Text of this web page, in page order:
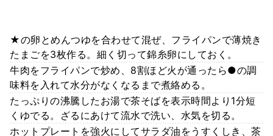
★の卵とめんつゆを合わせて混ぜ、フライパンで薄焼き
たまごを3枚作る。細く切って錦糸卵にしておく。
牛肉をフライパンで炒め、8割ほど火が通ったら●の調
味料を入れて水分がなくなるまで煮絡める。
たっぷりの沸騰したお湯で茶そばを表示時間より1分短
くゆでる。ざるにあけて流水で洗い、水気を切る。
ホットプレートを強火にしてサラダ油をうすくしき、茶